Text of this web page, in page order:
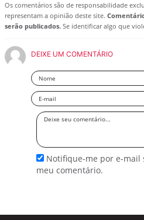
Os comentários são de responsabilidade
representam a opinião deste site.
serão publicados. Se identificar algo que
DEIXE UM COMENTÁRIO
Nome
Email
Deixe
Notifique-me por e-mail
meu comentário.